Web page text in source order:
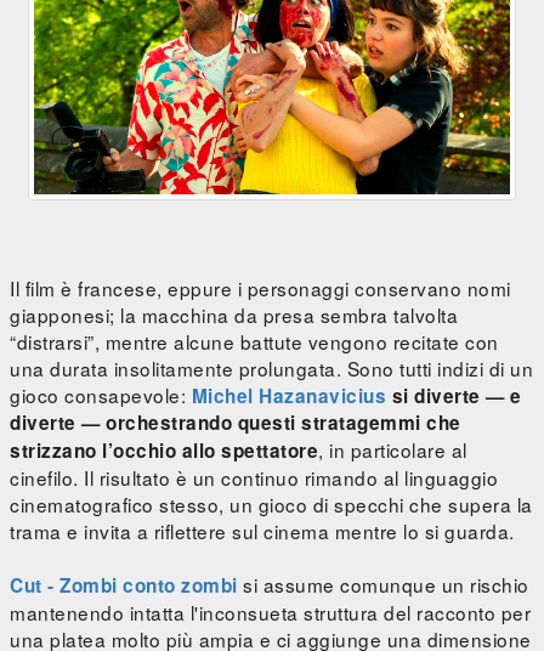
Il film è francese, eppure i personaggi conservano nomi
giapponesi; la macchina da presa sembra talvolta
“distrarsi”, mentre alcune battute vengono recitate con
una durata insolitamente prolungata. Sono tutti indizi di un
gioco consapevole: Michel Hazanavicius si diverte — e
diverte — orchestrando questi stratagemmi che
strizzano l’occhio allo spettatore, in particolare al
cinefilo. Il risultato è un continuo rimando al linguaggio
cinematografico stesso, un gioco di specchi che supera la
trama e invita a riflettere sul cinema mentre lo si guarda.
Cut - Zombi conto zombi si assume comunque un rischio
mantenendo intatta l'inconsueta struttura del racconto per
una platea molto più ampia e ci aggiunge una dimensione